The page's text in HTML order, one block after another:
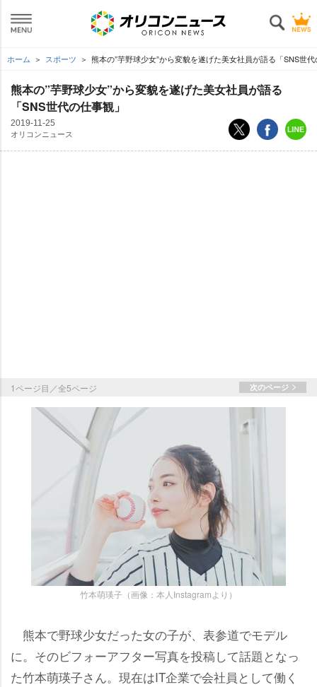
ホーム スポーツ 熊本の”芋野球少女”から変貌を遂げた美女社員が語る「SNS世
熊本の”芋野球少女”から変貌を遂げた美女社員が語る
「SNS世代の仕事観」
2019-11-25
オリコンニュース
1ページ目／全5ページ 次のページ
竹本萌瑛子（画像：本人Instagramより）
熊本で野球少女だった女の子が、表参道でモデル
に。そのビフォーアフター写真を投稿して話題となっ
た竹本萌瑛子さん。現在はIT企業で会社員として働く